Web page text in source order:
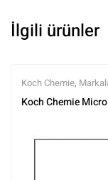
İlgili ürünler
Koch Chemie,
Polisaj,Polisaj ve
Koch Chemie